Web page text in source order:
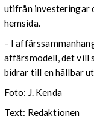
utifrån investeringar
hemsida.
– I
affärsmodell, det vill
bidrar till en hållbar
Foto: J. Kenda
Text: Redaktionen